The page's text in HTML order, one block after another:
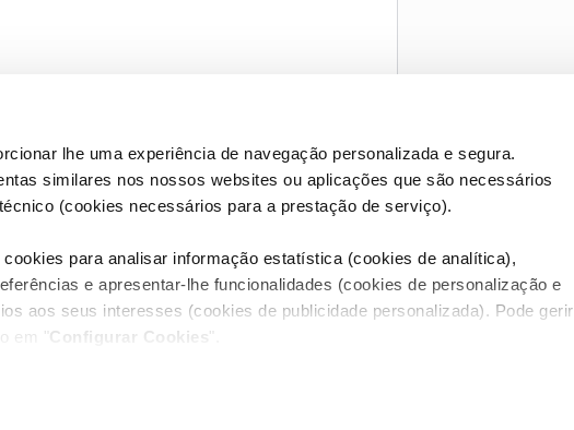
lhe uma experiência de navegação personalizada e segura.
similares nos nossos websites ou aplicações que são necessários
(cookies necessários para a prestação de serviço).
para analisar informação estatística (cookies de analítica),
e apresentar-lhe funcionalidades (cookies de personalização e
aos seus interesses (cookies de publicidade personalizada). Pode gerir
em " Configurar Cookies ".
Condições do Fórum NOS Accessibility statement